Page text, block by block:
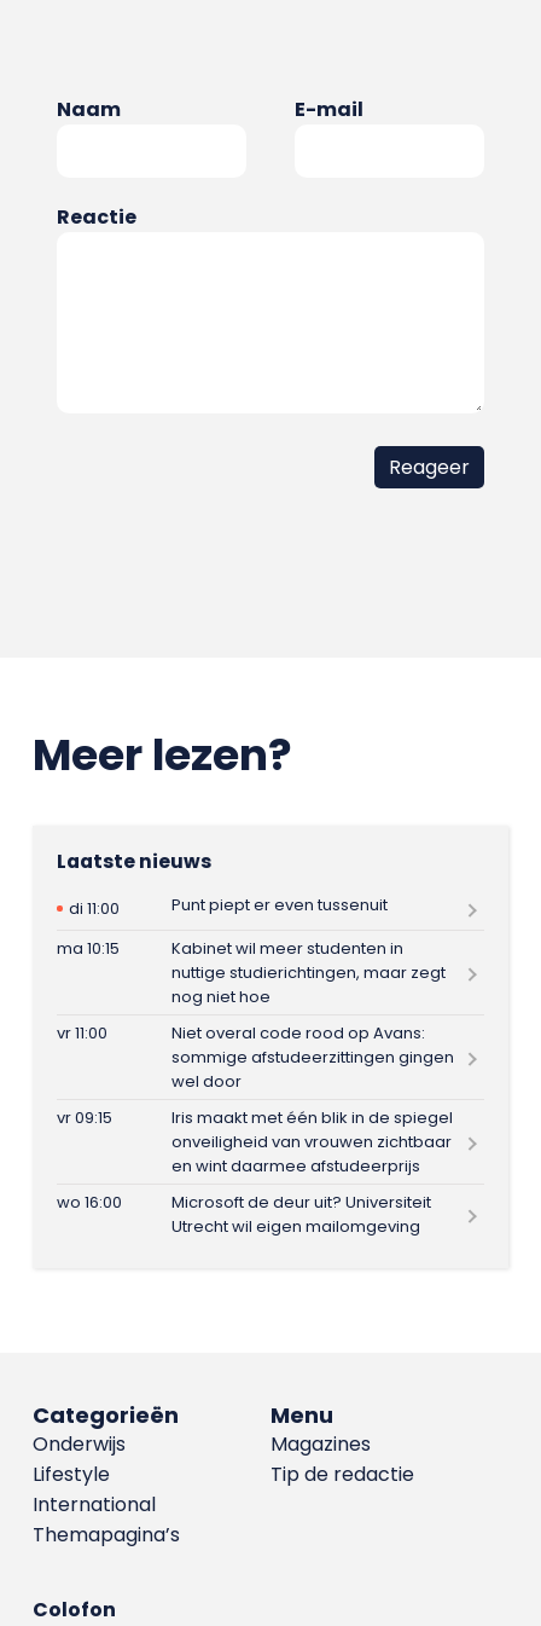
Naam E-mail
Reactie
Meer lezen?
Laatste nieuws
di 11:00
Punt piept er even tussenuit
ma 10:15
Kabinet wil meer studenten in
nuttige studierichtingen, maar zegt
nog niet hoe
vr 11:00
Niet overal code rood op Avans:
sommige afstudeerzittingen gingen
wel door
vr 09:15
Iris maakt met één blik in de spiegel
onveiligheid van vrouwen zichtbaar
en wint daarmee afstudeerprijs
wo 16:00
Microsoft de deur uit? Universiteit
Utrecht wil eigen mailomgeving
Menu
Magazines
Tip de redactie
Categorieën
Onderwijs
Lifestyle
International
Themapagina’s
Colofon